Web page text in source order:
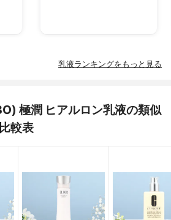
乳液ランキングをもっと見る
極潤 ヒアルロン乳液の類似
較表